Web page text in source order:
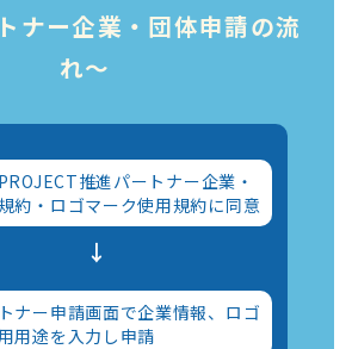
ナー企業・団体申請の流
れ〜
推進パートナー企業・
約・ロゴマーク使用規約に同意
↓
ナー申請画面で企業情報、ロゴ
用途を入力し申請